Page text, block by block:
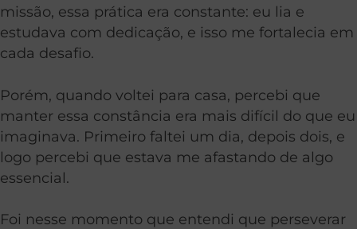
missão, essa prática era constante: eu lia e
estudava com dedicação, e isso me fortalecia em
cada desafio.
Porém, quando voltei para casa, percebi que
manter essa constância era mais difícil do que eu
imaginava. Primeiro faltei um dia, depois dois, e
logo percebi que estava me afastando de algo
essencial.
Foi nesse momento que entendi que perseverar